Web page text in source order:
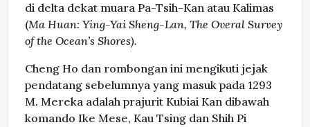
di delta dekat muara Pa-Tsih-Kan atau Kalimas
(Ma Huan: Ying-Yai Sheng-Lan, The Overal Survey
of the Ocean’s Shores).
Cheng Ho dan rombongan ini mengikuti jejak
pendatang sebelumnya yang masuk pada 1293
M. Mereka adalah prajurit Kubiai Kan dibawah
komando Ike Mese, Kau Tsing dan Shih Pi